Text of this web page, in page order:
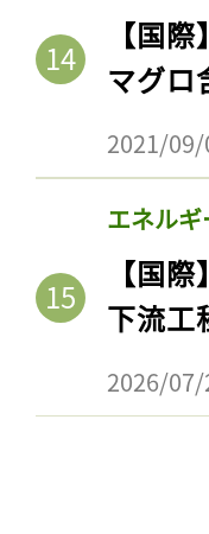
【国
マグロ
2021/09/
エネル
【国
下流工
2026/07/